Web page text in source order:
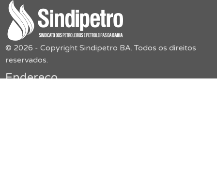
© 2026 - Copyright Sindipetro BA. Todos os direitos
reservados.
Endereço